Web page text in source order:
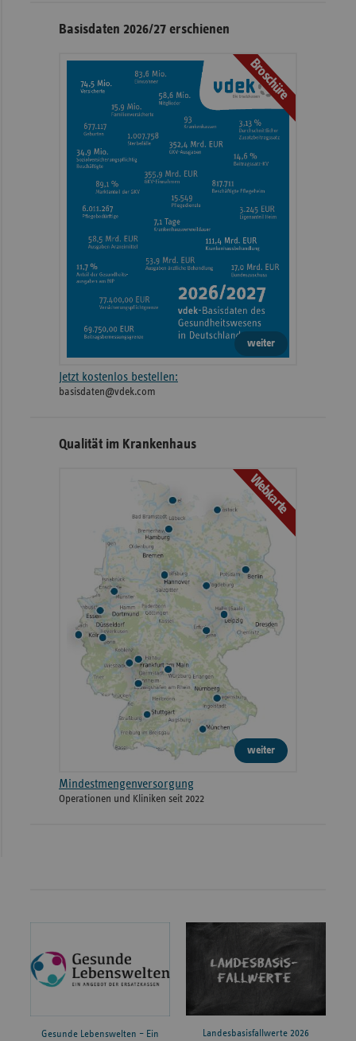
Basisdaten 2026/27 erschienen
Broschüre
weiter
Jetzt kostenlos bestellen:
basisdaten@vdek.com
Qualität im Krankenhaus
Webkarte
weiter
Mindestmengenversorgung
Operationen und Kliniken seit 2022
Gesunde Lebenswelten – Ein
Landesbasisfallwerte 2026